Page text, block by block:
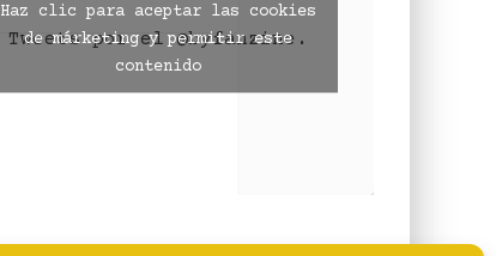
Tweets por el @byfanzine.
Haz clic para aceptar las cookies
de márketing y permitir este
contenido